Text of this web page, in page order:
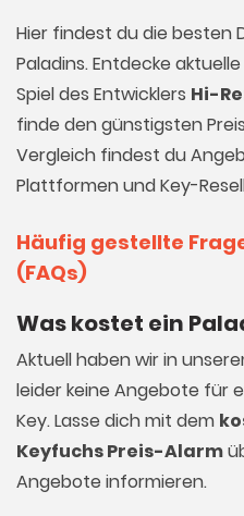
Hier findest du die besten
Paladins. Entdecke
Spiel des Entwicklers Hi-
finde den günstigsten
Vergleich findest du
Plattformen und Key-
Häufig gestellte
(FAQs)
Was kostet ein
Aktuell haben wir in
leider keine Angebote für
Key. Lasse dich mit dem
Keyfuchs Preis-Alarm
Angebote informieren.